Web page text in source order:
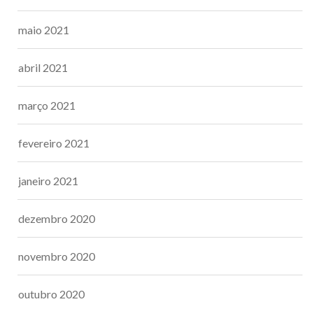
maio 2021
abril 2021
março 2021
fevereiro 2021
janeiro 2021
dezembro 2020
novembro 2020
outubro 2020